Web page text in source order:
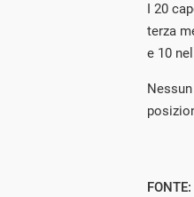
I 20
terza
e 10
FONTE: